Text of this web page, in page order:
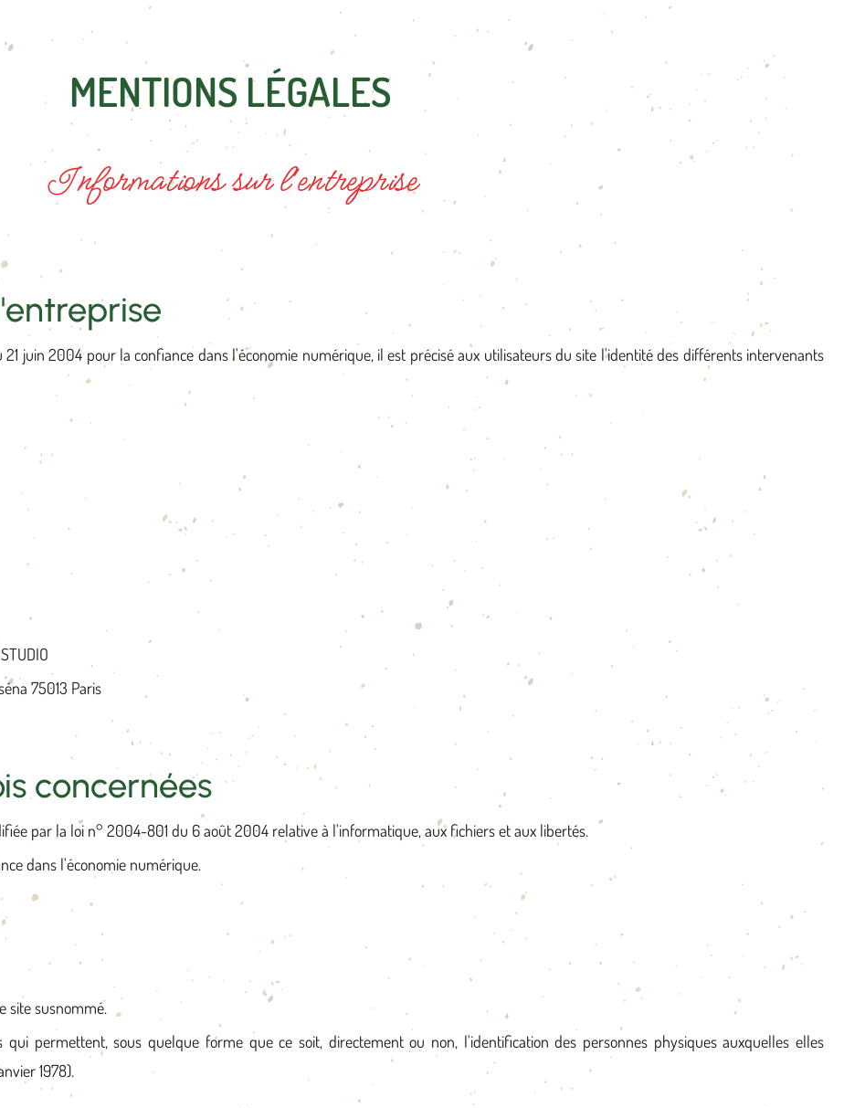
MENTIONS LÉGALES
Informations sur l'entreprise
juin 2004 pour la confiance dans l'économie numérique, il est précisé aux utilisateurs du site l'identité des différents intervenants
75013 Paris
concernées
par la loi n° 2004-801 du 6 août 2004 relative à l'informatique, aux fichiers et aux libertés.
dans l'économie numérique.
site susnommé.
permettent, sous quelque forme que ce soit, directement ou non, l'identification des personnes physiques auxquelles elles
1978).